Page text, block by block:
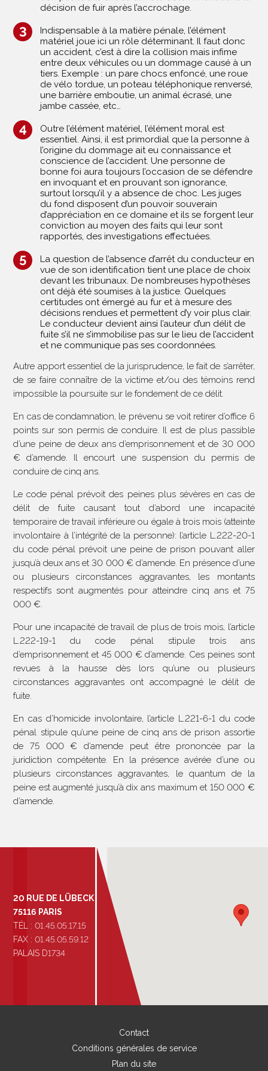
décision de fuir après l’accrochage.
Indispensable à la matière pénale, l’élément
matériel joue ici un rôle déterminant. Il faut donc
un accident, c’est à dire la collision mais infime
entre deux véhicules ou un dommage causé à un
tiers. Exemple : un pare chocs enfoncé, une roue
de vélo tordue, un poteau téléphonique renversé,
une barrière emboutie, un animal écrasé, une
jambe cassée, etc…
Outre l’élément matériel, l’élément moral est
essentiel. Ainsi, il est primordial que la personne à
l’origine du dommage ait eu connaissance et
conscience de l’accident. Une personne de
bonne foi aura toujours l’occasion de se défendre
en invoquant et en prouvant son ignorance,
surtout lorsqu’il y a absence de choc. Les juges
du fond disposent d’un pouvoir souverain
d’appréciation en ce domaine et ils se forgent leur
conviction au moyen des faits qui leur sont
rapportés, des investigations effectuées.
La question de l’absence d’arrêt du conducteur en
vue de son identification tient une place de choix
devant les tribunaux. De nombreuses hypothèses
ont déjà été soumises à la justice. Quelques
certitudes ont émergé au fur et à mesure des
décisions rendues et permettent d’y voir plus clair.
Le conducteur devient ainsi l’auteur d’un délit de
fuite s’il ne s’immobilise pas sur le lieu de l’accident
et ne communique pas ses coordonnées.
Autre apport essentiel de la jurisprudence, le fait de s’arrêter,
de se faire connaître de la victime et/ou des témoins rend
impossible la poursuite sur le fondement de ce délit.
En cas de condamnation, le prévenu se voit retirer d’office 6
points sur son permis de conduire. Il est de plus passible
d’une peine de deux ans d’emprisonnement et de 30 000
€ d’amende. Il encourt une suspension du permis de
conduire de cinq ans.
Le code pénal prévoit des peines plus sévères en cas de
délit de fuite causant tout d’abord une incapacité
temporaire de travail inférieure ou égale à trois mois (atteinte
involontaire à l’intégrité de la personne): l’article L.222-20-1
du code pénal prévoit une peine de prison pouvant aller
jusqu’à deux ans et 30 000 € d’amende. En présence d’une
ou plusieurs circonstances aggravantes, les montants
respectifs sont augmentés pour atteindre cinq ans et 75
000 €.
Pour une incapacité de travail de plus de trois mois, l’article
L.222-19-1 du code pénal stipule trois ans
d’emprisonnement et 45 000 € d’amende. Ces peines sont
revues à la hausse dès lors qu’une ou plusieurs
circonstances aggravantes ont accompagné le délit de
fuite.
En cas d’homicide involontaire, l’article L.221-6-1 du code
pénal stipule qu’une peine de cinq ans de prison assortie
de 75 000 € d’amende peut être prononcée par la
juridiction compétente. En la présence avérée d’une ou
plusieurs circonstances aggravantes, le quantum de la
peine est augmenté jusqu’à dix ans maximum et 150 000 €
d’amende.
20 RUE DE LÜBECK
75116 PARIS
TÉL : 01.45.05.17.15
FAX : 01.45.05.59.12
PALAIS D1734
Contact
Conditions générales de service
Plan du site